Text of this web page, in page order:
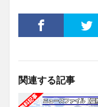
関連する記事